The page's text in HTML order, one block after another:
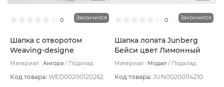
0 Закончился
Шапка с отворотом
Weaving-designe
Вирсавия цвет Желтый
Материал : Ангора
Подклад:
Код товара: WED00200120262
0 Закончился
Шапка лопата Junberg
Бейси цвет Лимонный
Материал : Модал
Подклад:
Код товара: JUN00200114210